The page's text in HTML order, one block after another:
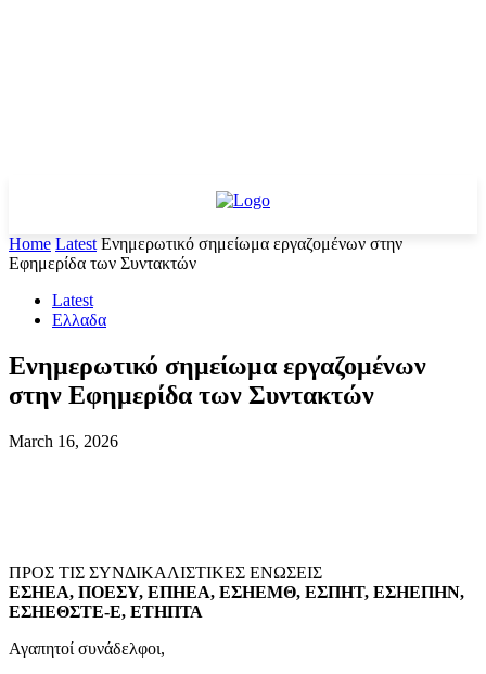
Home Latest Ενημερωτικό σημείωμα εργαζομένων στην
Εφημερίδα των Συντακτών
Latest
Ελλαδα
Ενημερωτικό σημείωμα εργαζομένων
στην Εφημερίδα των Συντακτών
March 16, 2026
ΠΡΟΣ ΤΙΣ ΣΥΝΔΙΚΑΛΙΣΤΙΚΕΣ ΕΝΩΣΕΙΣ
ΕΣΗΕΑ, ΠΟΕΣΥ, ΕΠΗΕΑ, ΕΣΗΕΜΘ, ΕΣΠΗΤ, ΕΣΗΕΠΗΝ,
ΕΣΗΕΘΣΤΕ-Ε, ΕΤΗΠΤΑ
Αγαπητοί συνάδελφοι,